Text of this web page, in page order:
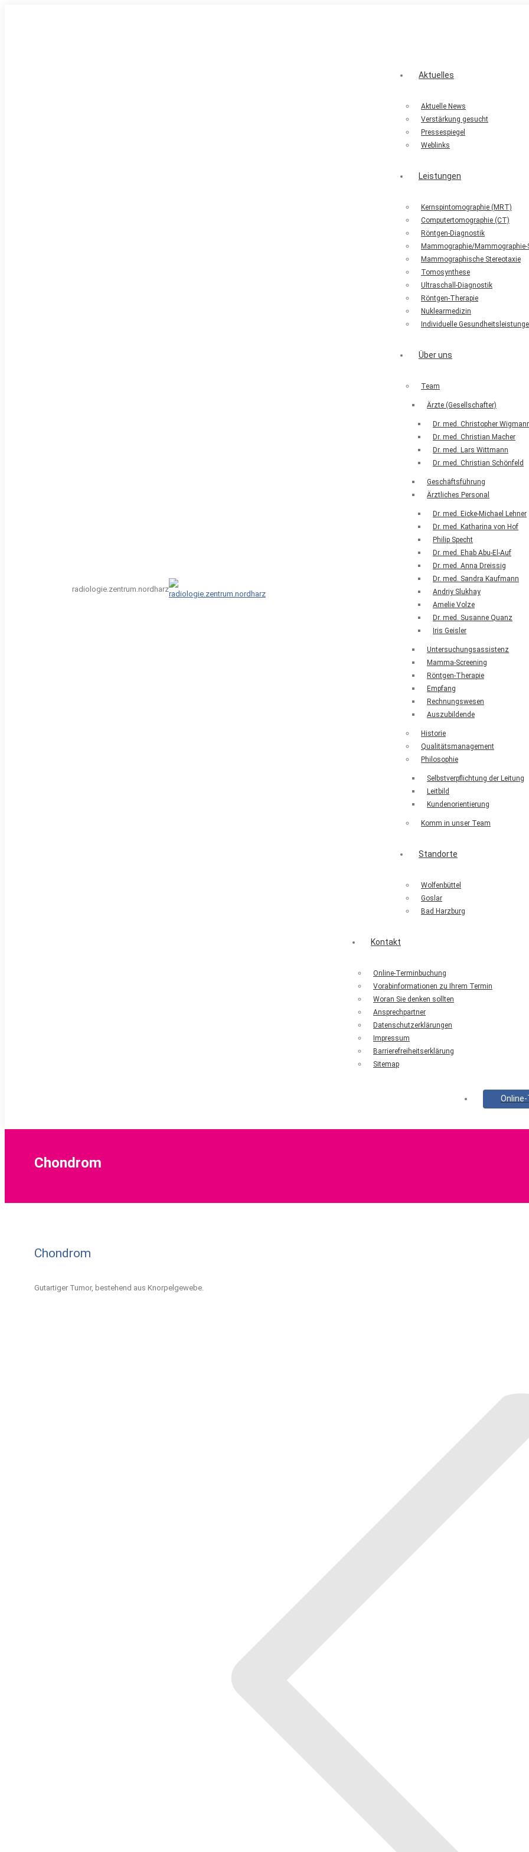
radiologie.zentrum.nordharz
Aktuelles
Aktuelle News
Verstärkung gesucht
Pressespiegel
Weblinks
Leistungen
Kernspintomographie (MRT)
Computertomographie (CT)
Röntgen-Diagnostik
Mammographie/Mammographie-
Mammographische Stereotaxie
Tomosynthese
Ultraschall-Diagnostik
Röntgen-Therapie
Nuklearmedizin
Individuelle
Über uns
Team
Ärzte (Gesellschafter)
Dr. med. Christopher
Dr. med. Christian Macher
Dr. med. Lars Wittmann
Dr. med. Christian Schönfeld
Geschäftsführung
Ärztliches Personal
Dr. med. Eicke-Michael Lehner
Dr. med. Katharina von Hof
Philip Specht
Dr. med. Ehab Abu-El-Auf
Dr. med. Anna Dreissig
Dr. med. Sandra Kaufmann
Andriy Slukhay
Amelie Volze
Dr. med. Susanne Quanz
Iris Geisler
Untersuchungsassistenz
Mamma-Screening
Röntgen-Therapie
Empfang
Rechnungswesen
Auszubildende
Historie
Qualitätsmanagement
Philosophie
Selbstverpflichtung der Leitung
Leitbild
Kundenorientierung
Komm in unser Team
Standorte
Wolfenbüttel
Goslar
Bad Harzburg
Kontakt
Online-Terminbuchung
Vorabinformationen zu Ihrem Termin
Woran Sie denken sollten
Ansprechpartner
Datenschutzerklärungen
Impressum
Barrierefreiheitserklärung
Sitemap
Chondrom
Chondrom
Gutartiger Tumor, bestehend aus Knorpelgewebe.